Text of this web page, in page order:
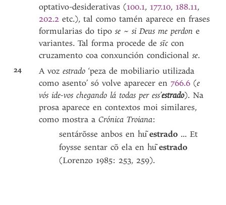
optativo-desiderativas (100.1, 177.10, 188.11,
202.2 etc.), tal como tamén aparece en frases
formularias do tipose ~ si Deus me perdon e
variantes. Tal forma procede desīc con
cruzamento coa conxunción condicionalse.
24 A vozestrado‘peza de mobiliario utilizada
como asento’ só volve aparecer en766.6 (e
vós ide-vos chegando lá todas per ess’estrado). Na
prosa aparece en contextos moi similares,
como mostra aCrónica Troiana:
sentárõsse anbos enhu͂estrado ... Et
foysse sentar cõ ela enhu͂estrado
(Lorenzo 1985: 253, 259).